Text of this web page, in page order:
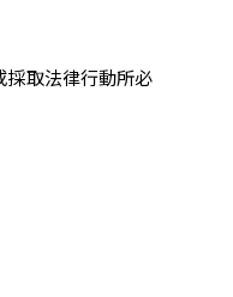
採取法律行動所必